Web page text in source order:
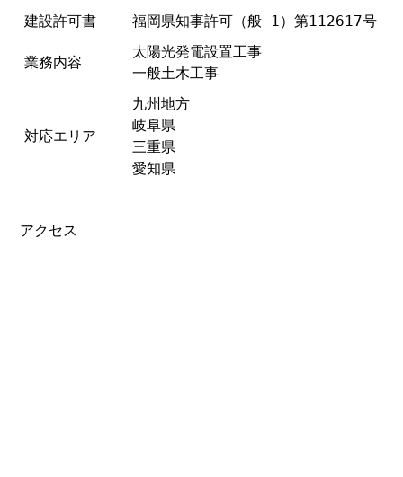
建設許可書
福岡県知事許可（般-1）第112617号
業務内容
太陽光発電設置工事
一般土木工事
対応エリア
九州地方
岐阜県
三重県
愛知県
アクセス